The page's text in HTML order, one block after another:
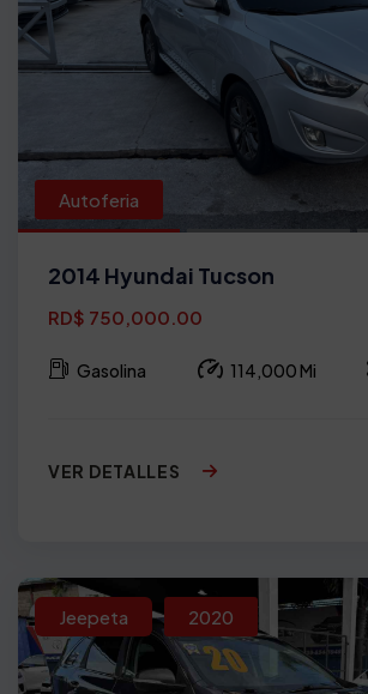
Autoferia
2014 Hyundai Tucson
RD$ 750,000.00
Gasolina 114,000 Mi
VER DETALLES
Jeepeta 2020